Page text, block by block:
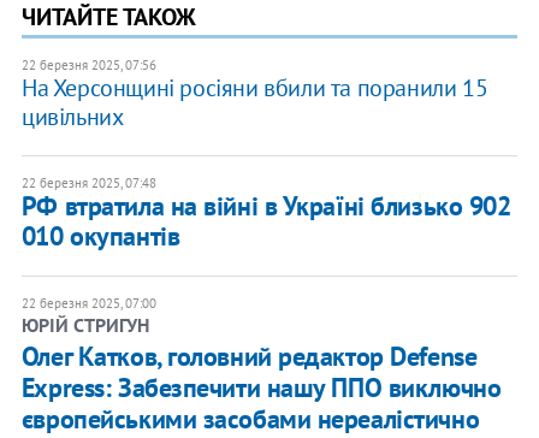
ЧИТАЙТЕ ТАКОЖ
22 березня 2025, 07:56
На Херсонщині росіяни вбили та поранили 15
цивільних
22 березня 2025, 07:48
РФ втратила на війні в Україні близько 902
010 окупантів
22 березня 2025, 07:00
ЮРІЙ СТРИГУН
Олег Катков, головний редактор Defense
Express: Забезпечити нашу ППО виключно
європейськими засобами нереалістично